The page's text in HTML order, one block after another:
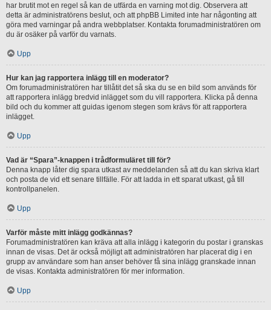
har brutit mot en regel så kan de utfärda en varning mot dig. Observera att
detta är administratörens beslut, och att phpBB Limited inte har någonting att
göra med varningar på andra webbplatser. Kontakta forumadministratören om
du är osäker på varför du varnats.
Upp
Hur kan jag rapportera inlägg till en moderator?
Om forumadministratören har tillåtit det så ska du se en bild som används för
att rapportera inlägg bredvid inlägget som du vill rapportera. Klicka på denna
bild och du kommer att guidas igenom stegen som krävs för att rapportera
inlägget.
Upp
Vad är “Spara”-knappen i trådformuläret till för?
Denna knapp låter dig spara utkast av meddelanden så att du kan skriva klart
och posta de vid ett senare tillfälle. För att ladda in ett sparat utkast, gå till
kontrollpanelen.
Upp
Varför måste mitt inlägg godkännas?
Forumadministratören kan kräva att alla inlägg i kategorin du postar i granskas
innan de visas. Det är också möjligt att administratören har placerat dig i en
grupp av användare som han anser behöver få sina inlägg granskade innan
de visas. Kontakta administratören för mer information.
Upp